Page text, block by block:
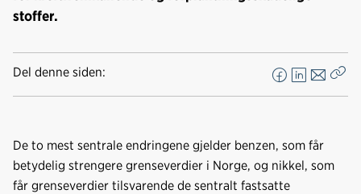
stoffer.
Del denne siden:
F
a
e
b
o
L
i
k
e
E
-
o
s
De to mest sentrale endringene gjelder benzen, som får
betydelig strengere grenseverdier i Norge, og nikkel, som
får grenseverdier tilsvarende de sentralt fastsatte